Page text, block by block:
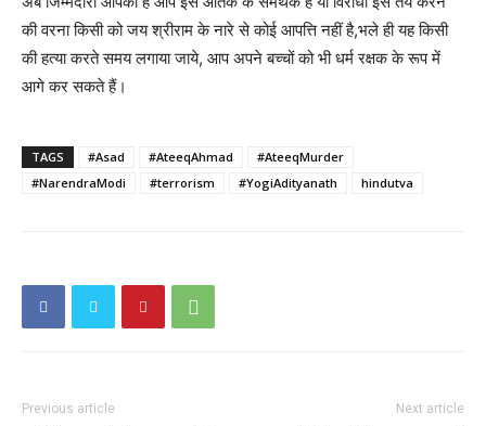
की वरना किसी को जय श्रीराम के नारे से कोई आपत्ति नहीं है,भले ही यह किसी
की हत्या करते समय लगाया जाये, आप अपने बच्चों को भी धर्म रक्षक के रूप में
आगे कर सकते हैं।
TAGS #Asad #AteeqAhmad
#AteeqMurder
#NarendraModi
#terrorism #YogiAdityanath hindutva
Previous article Next article